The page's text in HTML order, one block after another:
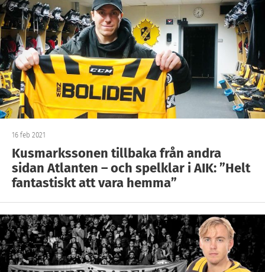
16 feb 2021
Kusmarkssonen tillbaka från andra
sidan Atlanten – och spelklar i AIK: ”Helt
fantastiskt att vara hemma”